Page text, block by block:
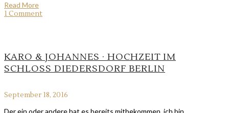
Read More
1 Comment
KARO & JOHANNES · HOCHZEIT IM
SCHLOSS DIEDERSDORF BERLIN
September 18, 2016